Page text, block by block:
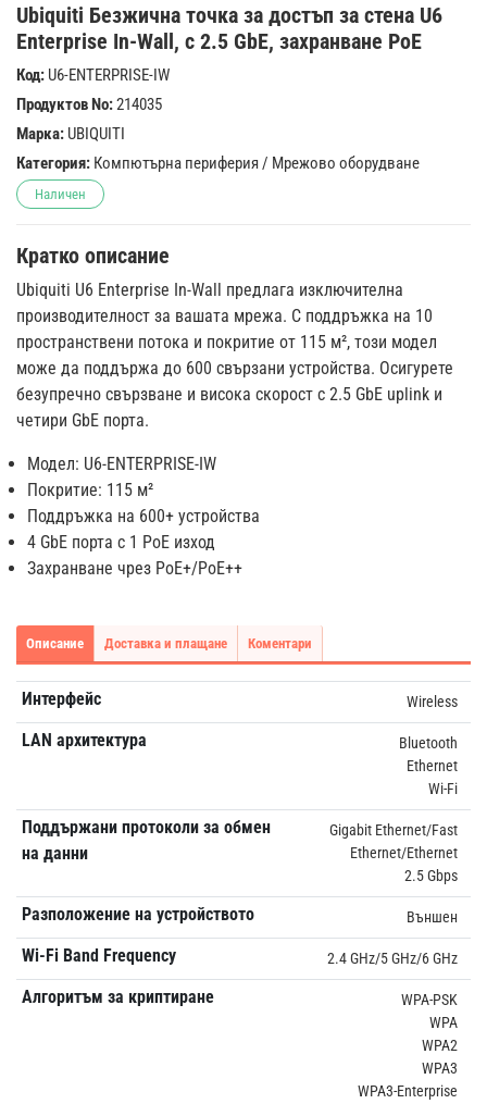
Ubiquiti Безжична точка за достъп за стена U6
Enterprise In-Wall, с 2.5 GbE, захранване PoE
Код: U6-ENTERPRISE-IW
Продуктов No:214035
Марка: UBIQUITI
Категория: Компютърна периферия / Мрежово оборудване
Наличен
Кратко описание
Ubiquiti U6 Enterprise In-Wall предлага изключителна
производителност за вашата мрежа. С поддръжка на 10
пространствени потока и покритие от 115 м², този модел
може да поддържа до 600 свързани устройства. Осигурете
безупречно свързване и висока скорост с 2.5 GbE uplink и
четири GbE порта.
Модел: U6-ENTERPRISE-IW
Покритие: 115 м²
Поддръжка на 600+ устройства
4 GbE порта с 1 PoE изход
Захранване чрез PoE+/PoE++
Описание Доставка и плащане Коментари
Интерфейс Wireless
LAN архитектура
Bluetooth
Ethernet
Wi-Fi
Поддържани протоколи за обмен
на данни
Gigabit Ethernet/Fast
Ethernet/Ethernet
2.5 Gbps
Разположение на устройството Външен
Wi-Fi Band Frequency 2.4 GHz/5 GHz/6 GHz
Алгоритъм за криптиране
WPA-PSK
WPA
WPA2
WPA3
WPA3-Enterprise